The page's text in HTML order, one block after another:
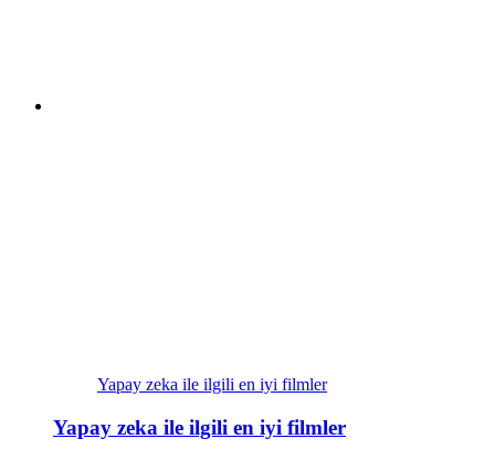
Yapay zeka ile ilgili en iyi filmler
Yapay zeka ile ilgili en iyi filmler